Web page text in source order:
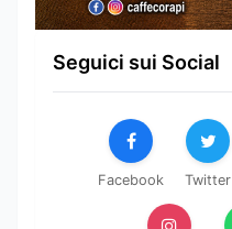
Seguici sui Social
Facebook Twitter